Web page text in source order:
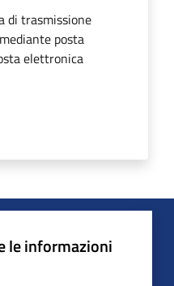
di trasmissione
posta
elettronica
le informazioni